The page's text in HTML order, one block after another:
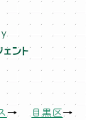
部屋物語
目黒区